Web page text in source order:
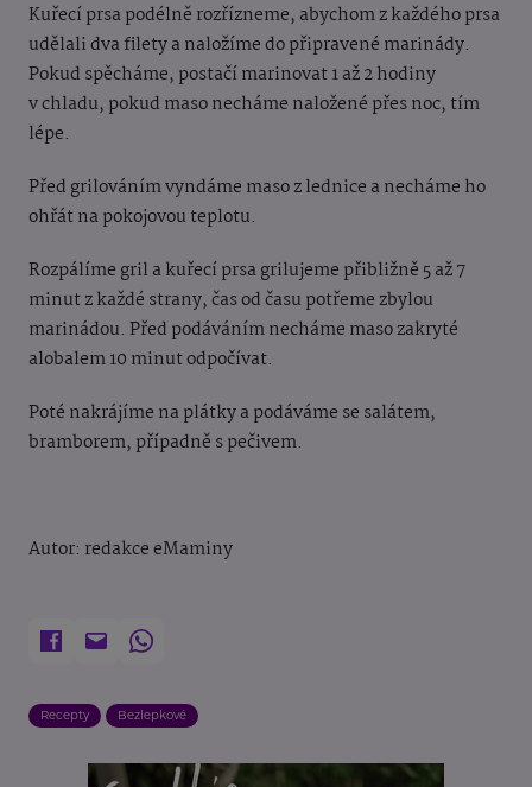
Kuřecí prsa podélně rozřízneme, abychom z každého prsa
udělali dva filety a naložíme do připravené marinády.
Pokud spěcháme, postačí marinovat 1 až 2 hodiny
v chladu, pokud maso necháme naložené přes noc, tím
lépe.
Před grilováním vyndáme maso z lednice a necháme ho
ohřát na pokojovou teplotu.
Rozpálíme gril a kuřecí prsa grilujeme přibližně 5 až 7
minut z každé strany, čas od času potřeme zbylou
marinádou. Před podáváním necháme maso zakryté
alobalem 10 minut odpočívat.
Poté nakrájíme na plátky a podáváme se salátem,
bramborem, případně s pečivem.
Autor: redakce eMaminy
Recepty Bezlepkové